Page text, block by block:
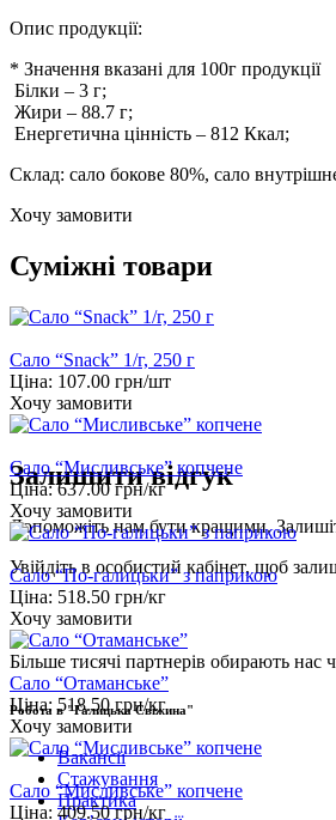
Опис продукції:
* Значення вказані для 100г продукції
Білки – 3 г;
Жири – 88.7 г;
Енергетична цінність – 812 Ккал;
Склад: сало бокове 80%, сало
Хочу замовити
Суміжні товари
Сало “Snack” 1/г, 250 г
Ціна: 107.00 грн/шт
Хочу замовити
Сало “Мисливське” копчене
Ціна:637.00 грн/кг
Хочу замовити
Сало “По-галицьки” з паприкою
Ціна: 518.50 грн/кг
Хочу замовити
Сало “Отаманське”
Ціна:518.50 грн/кг
Хочу замовити
Сало “Мисливське” копчене
Ціна: 409.50 грн/кг
Залишити відгук
Допоможіть нам бути кращими.
Увійдіть в особистий кабінет, щоб
Більше тисячі партнерів обирають нас
Робота в "Галицька Свіжина"
Вакансії
Стажування
Практика